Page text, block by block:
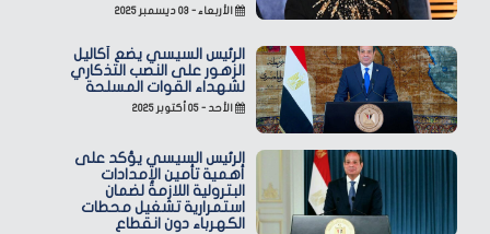
الأربعاء - ٠٣ ديسمبر ٢٠٢٥
الرئيس السيسي يضع أكاليل
الزهور على النصب التذكاري
لشهداء القوات المسلحة
الأحد - ٠٥ أكتوبر ٢٠٢٥
الرئيس السيسي يؤكد على
أهمية تأمين الإمدادات
البترولية اللازمة لضمان
استمرارية تشغيل محطات
الكهرباء دون انقطاع